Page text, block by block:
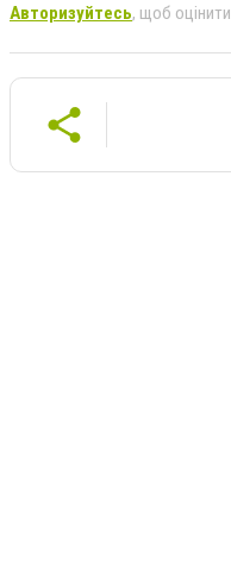
Авторизуйтесь, щоб оцінити